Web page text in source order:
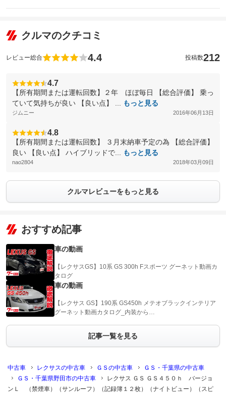
クルマのクチコミ
レビュー総合 4.4 投稿数212
4.7
【所有期間または運転回数】２年 ほぼ毎日 【総合評価】 乗っ
ていて気持ちが良い 【良い点】 ...
もっと見る
ジムニー 2016年06月13日
4.8
【所有期間または運転回数】 ３月末納車予定の為 【総合評価】
良い 【良い点】 ハイブリッドで...
もっと見る
nao2804 2018年03月09日
クルマレビューをもっと見る
おすすめ記事
車の動画
【レクサスGS】10系 GS 300h Fスポーツ グーネット動画カ
タログ
車の動画
【レクサス GS】190系 GS450h メテオブラックインテリア
グーネット動画カタログ_内装から…
記事一覧を見る
中古車 レクサスの中古車 ＧＳの中古車
ＧＳ・千葉県の中古車
ＧＳ・千葉県野田市の中古車
レクサス ＧＳ ＧＳ４５０ｈ バージョ
ンＬ （禁煙車）（サンルーフ）（記録簿１２枚）（ナイトビュー）（スピ